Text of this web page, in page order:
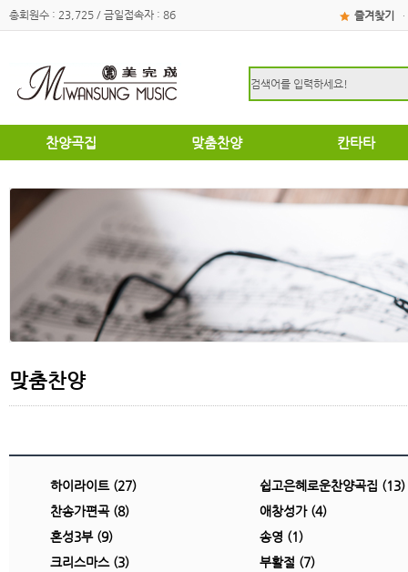
총회원수 : 23,725 / 금일접속자 : 86 즐겨찾기 ·
찬양곡집
쉽고은혜로운찬양곡집
명성가 / 애창성가
복음성가합창편곡집
우리가락 찬양곡집
절기별성가
혼성3부
여성성가
맞춤찬양
쉽고은혜로운찬양곡집
찬송가편곡
애창성가
명성가/복음성가합창편곡
절기별성가/국악성가
혼성3부
송영
특별찬양곡집
칸타타
맞춤찬양
하이라이트 (27)
쉽고은혜로운찬양곡집 (13)
찬송가편곡 (8)
애창성가 (4)
혼성3부 (9)
송영 (1)
크리스마스 (3)
부활절 (7)